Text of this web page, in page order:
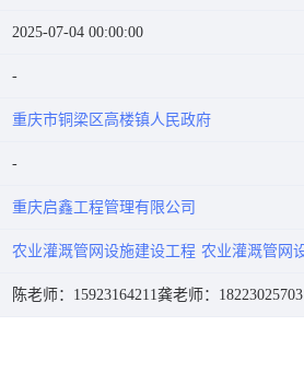
2025-07-04 00:00:00
重庆市铜梁区高楼镇人民政府
重庆启鑫工程管理有限公司
农业灌溉管网设施建设工程 农业灌溉管网
陈老师：15923164211龚老师：18223025703